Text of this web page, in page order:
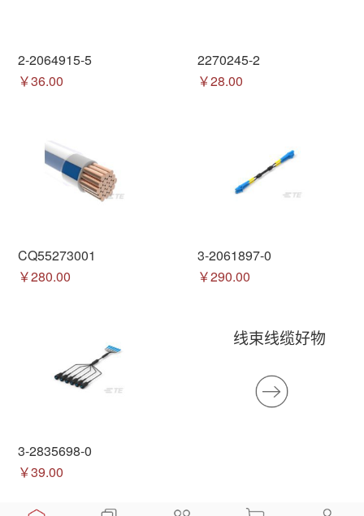
2-2064915-5
￥36.00
2270245-2
￥28.00
CQ55273001
￥280.00
3-2061897-0
￥290.00
3-2835698-0
￥39.00
线束线缆好物